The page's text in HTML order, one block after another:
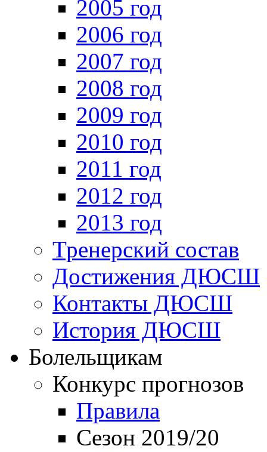
2005 год
2006 год
2007 год
2008 год
2009 год
2010 год
2011 год
2012 год
2013 год
Тренерский состав
Достижения ДЮСШ
Контакты ДЮСШ
История ДЮСШ
Болельщикам
Конкурс прогнозов
Правила
Сезон 2019/20